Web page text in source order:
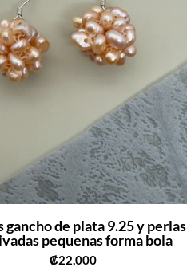
gancho de plata 9.25 y perlas
pequenas forma bola
₡22,000